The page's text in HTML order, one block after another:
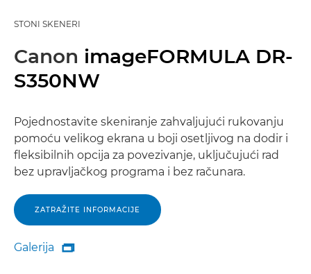
STONI SKENERI
Canon imageFORMULA DR-
S350NW
Pojednostavite skeniranje zahvaljujući rukovanju
pomoću velikog ekrana u boji osetljivog na dodir i
fleksibilnih opcija za povezivanje, uključujući rad
bez upravljačkog programa i bez računara.
ZATRAŽITE INFORMACIJE
Galerija
Galerija
